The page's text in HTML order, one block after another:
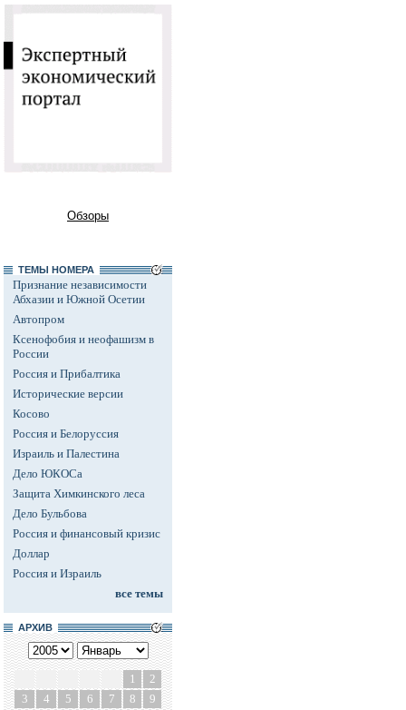
Обзоры
ТЕМЫ НОМЕРА
Признание независимости
Абхазии и Южной Осетии
Автопром
Ксенофобия и неофашизм в
России
Россия и Прибалтика
Исторические версии
Косово
Россия и Белоруссия
Израиль и Палестина
Дело ЮКОСа
Защита Химкинского леса
Дело Бульбова
Россия и финансовый кризис
Доллар
Россия и Израиль
все темы
АРХИВ
1
2
3
4 5 6 7 8
9